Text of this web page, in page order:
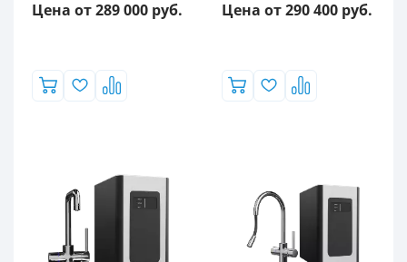
Цена от 289 000 руб. Цена от 290 400 руб.